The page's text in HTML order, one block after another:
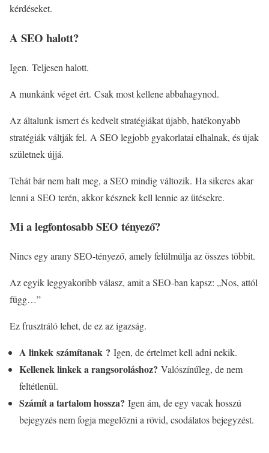
kérdéseket.
A SEO halott?
Igen. Teljesen halott.
A munkánk véget ért. Csak most kellene abbahagynod.
Az általunk ismert és kedvelt stratégiákat újabb, hatékonyabb
stratégiák váltják fel. A SEO legjobb gyakorlatai elhalnak, és újak
születnek újjá.
Tehát bár nem halt meg, a SEO mindig változik. Ha sikeres akar
lenni a SEO terén, akkor késznek kell lennie az ütésekre.
Mi a legfontosabb SEO tényező?
Nincs egy arany SEO-tényező, amely felülmúlja az összes többit.
Az egyik leggyakoribb válasz, amit a SEO-ban kapsz: „Nos, attól
függ…”
Ez frusztráló lehet, de ez az igazság.
A linkek számítanak ? Igen, de értelmet kell adni nekik.
Kellenek linkek a rangsoroláshoz? Valószínűleg, de nem
feltétlenül.
Számít a tartalom hossza? Igen ám, de egy vacak hosszú
bejegyzés nem fogja megelőzni a rövid, csodálatos bejegyzést.